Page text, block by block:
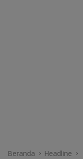
Beranda Headline